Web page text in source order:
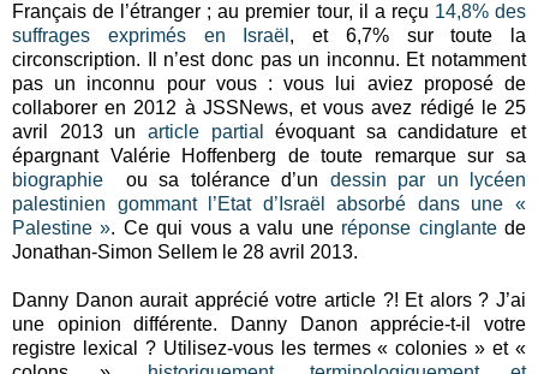
Français de l’étranger ; au premier tour, il a reçu 14,8% des
suffrages exprimés en Israël , et 6,7% sur toute la
circonscription. Il n’est donc pas un inconnu. Et notamment
pas un inconnu pour vous : vous lui aviez proposé de
collaborer en 2012 à JSSNews, et vous avez rédigé le 25
avril 2013 un article partial
évoquant sa candidature et
épargnant Valérie Hoffenberg de toute remarque sur sa
biographie ou sa tolérance d’un dessin par un lycéen
palestinien gommant l’Etat d’Israël absorbé dans une «
Palestine ». Ce qui vous a valu une réponse cinglantede
Jonathan-Simon Sellem le 28 avril 2013.
Danny Danon aurait apprécié votre article ?! Et alors ? J’ai
une opinion différente. Danny Danon apprécie-t-il votre
registre lexical ? Utilisez-vous les termes « colonies » et «